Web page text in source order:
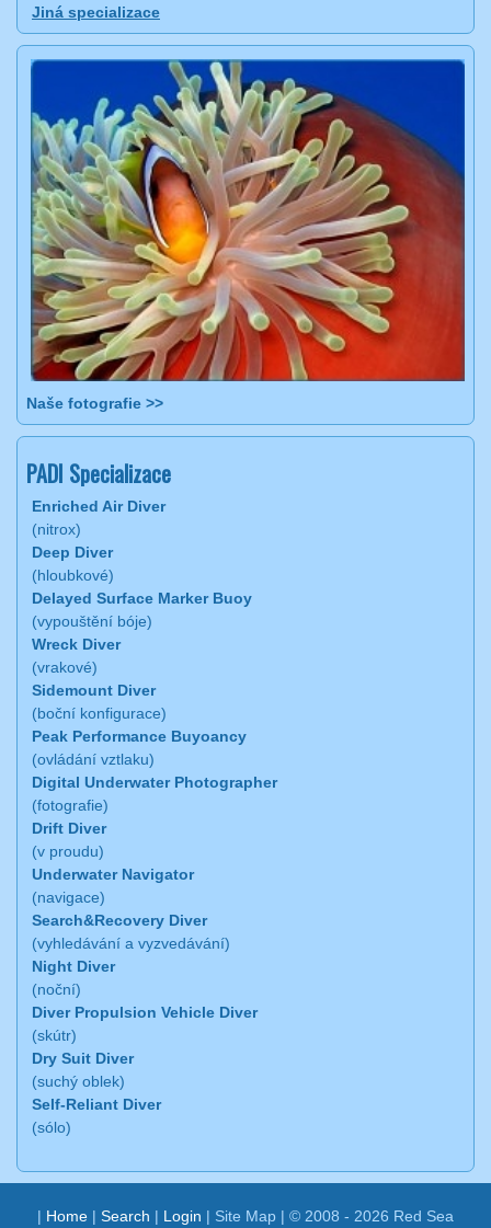
Jiná specializace
Naše fotografie >>
PADI Specializace
Enriched Air Diver
(nitrox)
Deep Diver
(hloubkové)
Delayed Surface Marker Buoy
(vypouštění bóje)
Wreck Diver
(vrakové)
Sidemount Diver
(boční konfigurace)
Peak Performance Buyoancy
(ovládání vztlaku)
Digital Underwater Photographer
(fotografie)
Drift Diver
(v proudu)
Underwater Navigator
(navigace)
Search&Recovery Diver
(vyhledávání a vyzvedávání)
Night Diver
(noční)
Diver Propulsion Vehicle Diver
(skútr)
Dry Suit Diver
(suchý oblek)
Self-Reliant Diver
(sólo)
| Home | Search | Login | Site Map | © 2008 - 2026 Red Sea